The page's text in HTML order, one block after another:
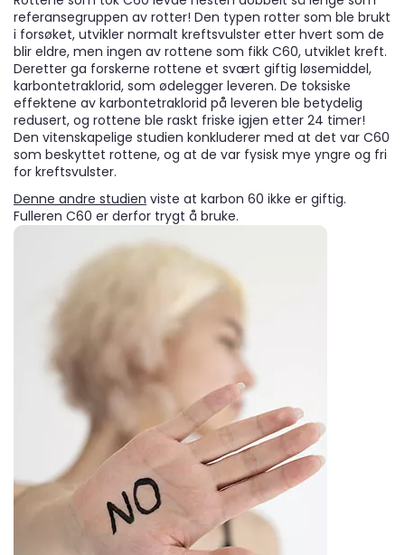
referansegruppen av rotter! Den typen rotter som ble brukt
i forsøket, utvikler normalt kreftsvulster etter hvert som de
blir eldre, men ingen av rottene som fikk C60, utviklet kreft.
Deretter ga forskerne rottene et svært giftig løsemiddel,
karbontetraklorid, som ødelegger leveren. De toksiske
effektene av karbontetraklorid på leveren ble betydelig
redusert, og rottene ble raskt friske igjen etter 24 timer!
Den vitenskapelige studien konkluderer med at det var C60
som beskyttet rottene, og at de var fysisk mye yngre og fri
for kreftsvulster.
Denne andre studien viste at karbon 60 ikke er giftig.
Fulleren C60 er derfor trygt å bruke.